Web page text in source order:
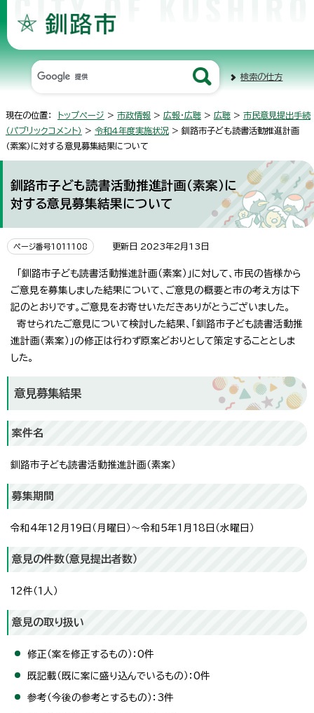
検索の仕方
現在の位置： トップページ > 市政情報 > 広報・広聴 > 広聴 > 市民意見提出手続
（パブリックコメント） > 令和4年度実施状況 > 釧路市子ども読書活動推進計画
（素案）に対する意見募集結果について
釧路市子ども読書活動推進計画（素案）に
対する意見募集結果について
ページ番号1011108 更新日 2023年2月13日
「釧路市子ども読書活動推進計画（素案）」に対して、市民の皆様から
ご意見を募集しました結果について、ご意見の概要と市の考え方は下
記のとおりです。ご意見をお寄せいただきありがとうございました。
寄せられたご意見について検討した結果、「釧路市子ども読書活動推
進計画（素案）」の修正は行わず原案どおりとして策定することとしま
した。
意見募集結果
案件名
釧路市子ども読書活動推進計画（素案）
募集期間
令和4年12月19日（月曜日）～令和5年1月18日（水曜日）
意見の件数（意見提出者数）
12件（1人）
意見の取り扱い
修正（案を修正するもの）：0件
既記載（既に案に盛り込んでいるもの）：0件
参考（今後の参考とするもの）：3件